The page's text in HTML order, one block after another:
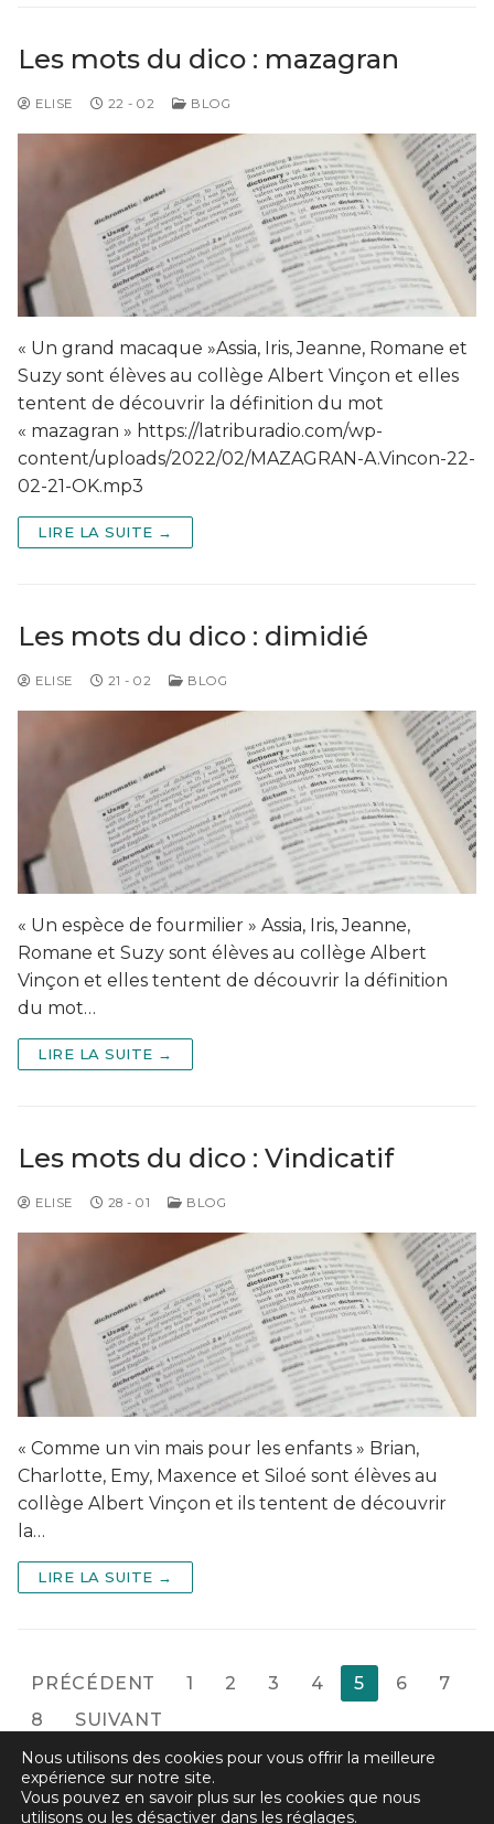
Les mots du dico : mazagran
ELISE 22 - 02 BLOG
« Un grand macaque »Assia, Iris, Jeanne, Romane et
Suzy sont élèves au collège Albert Vinçon et elles
tentent de découvrir la définition du mot
« mazagran » https://latriburadio.com/wp-
content/uploads/2022/02/MAZAGRAN-A.Vincon-22-
02-21-OK.mp3
LIRE LA SUITE →
Les mots du dico : dimidié
ELISE 21 - 02 BLOG
« Un espèce de fourmilier » Assia, Iris, Jeanne,
Romane et Suzy sont élèves au collège Albert
Vinçon et elles tentent de découvrir la définition
du mot…
LIRE LA SUITE →
Les mots du dico : Vindicatif
ELISE 28 - 01 BLOG
« Comme un vin mais pour les enfants » Brian,
Charlotte, Emy, Maxence et Siloé sont élèves au
collège Albert Vinçon et ils tentent de découvrir
la…
LIRE LA SUITE →
PRÉCÉDENT 1 2 3 4 5 6
7
8
SUIVANT
Nous utilisons des cookies pour vous offrir la meilleure
expérience sur notre site.
Vous pouvez en savoir plus sur les cookies que nous
utilisons ou les désactiver dans les réglages.